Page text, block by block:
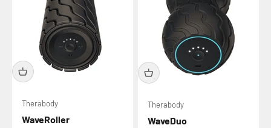
Therabody
WaveRoller
Therabody
WaveDuo